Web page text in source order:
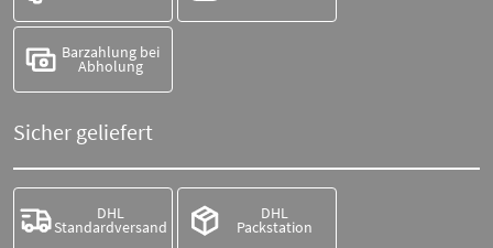
Barzahlung bei
Abholung
Sicher geliefert
DHL
Standardversand
DHL
Packstation